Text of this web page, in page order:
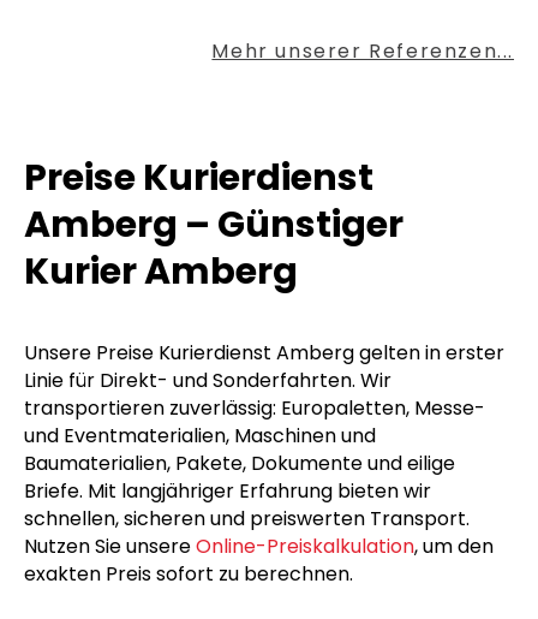
Mehr unserer Referenzen...
Preise Kurierdienst
Amberg – Günstiger
Kurier Amberg
Unsere Preise Kurierdienst Amberg gelten in erster
Linie für Direkt- und Sonderfahrten. Wir
transportieren zuverlässig: Europaletten, Messe-
und Eventmaterialien, Maschinen und
Baumaterialien, Pakete, Dokumente und eilige
Briefe. Mit langjähriger Erfahrung bieten wir
schnellen, sicheren und preiswerten Transport.
Nutzen Sie unsereOnline-Preiskalkulation, um den
exakten Preis sofort zu berechnen.